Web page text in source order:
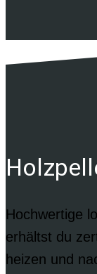
Hochwertige
erhältst du
heizen und